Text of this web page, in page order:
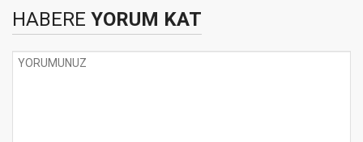
HABERE YORUM KAT